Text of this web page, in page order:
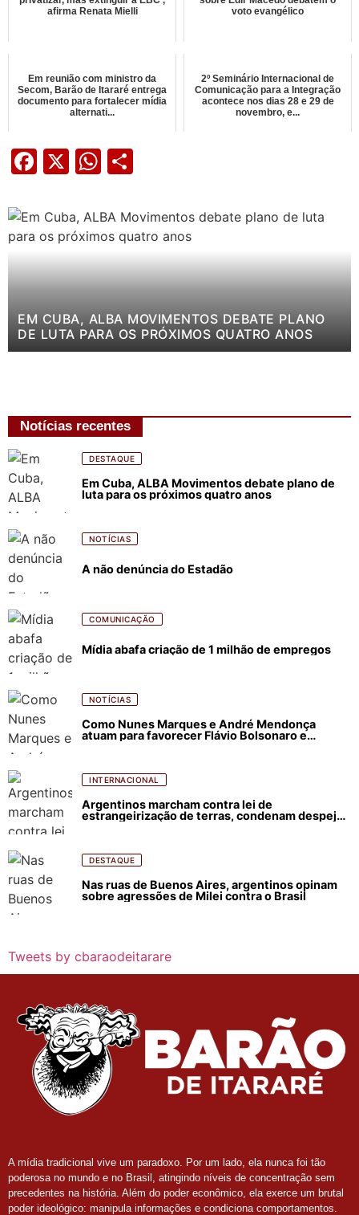
afirma Renata Mielli
voto evangélico
Em reunião com ministro da
Secom, Barão de Itararé entrega
documento para fortalecer mídia
alternati...
2º Seminário Internacional de
Comunicação para a Integração
acontece nos dias 28 e 29 de
novembro, e...
Facebook
X WhatsApp
EM CUBA, ALBA MOVIMENTOS DEBATE PLANO
DE LUTA PARA OS PRÓXIMOS QUATRO ANOS
Notícias recentes
DESTAQUE
Em Cuba, ALBA Movimentos debate plano de
luta para os próximos quatro anos
NOTÍCIAS
A não denúncia do Estadão
COMUNICAÇÃO
Mídia abafa criação de 1 milhão de empregos
NOTÍCIAS
Como Nunes Marques e André Mendonça
atuam para favorecer Flávio Bolsonaro e
INTERNACIONAL
Argentinos marcham contra lei de
estrangeirização de terras, condenam despejos
DESTAQUE
Nas ruas de Buenos Aires, argentinos opinam
sobre agressões de Milei contra o Brasil
Tweets by cbaraodeitarare
A mídia tradicional vive um paradoxo. Por um lado, ela nunca foi tão
poderosa no mundo e no Brasil, atingindo níveis de concentração sem
precedentes na história. Além do poder econômico, ela exerce um brutal
poder ideológico: manipula informações e condiciona comportamentos.